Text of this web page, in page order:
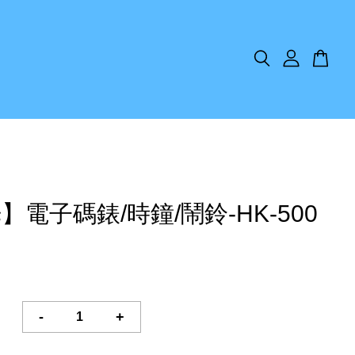
電子碼錶/時鐘/鬧鈴-HK-500
- +